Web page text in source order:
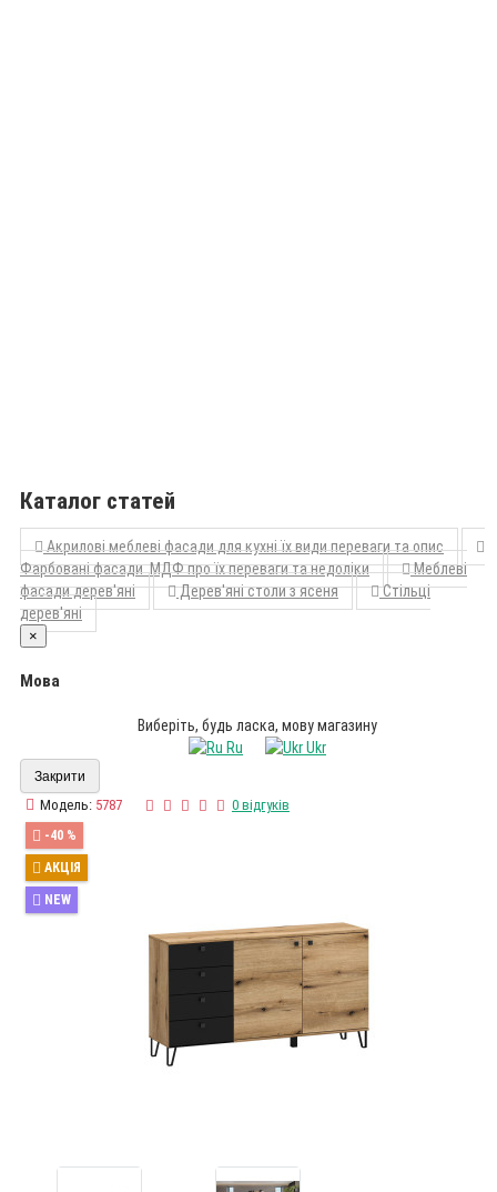
Каталог статей
Акрилові меблеві фасади для кухні їх види переваги та опис
Фарбовані фасади МДФ про їх переваги та недоліки
Меблеві
фасади дерев'яні
Дерев'яні столи з ясеня
Стільці
дерев'яні
×
Мова
Виберіть, будь ласка, мову магазину
Ru
Ukr
Закрити
Модель: 5787 0 відгуків
-40 %
АКЦІЯ
NEW